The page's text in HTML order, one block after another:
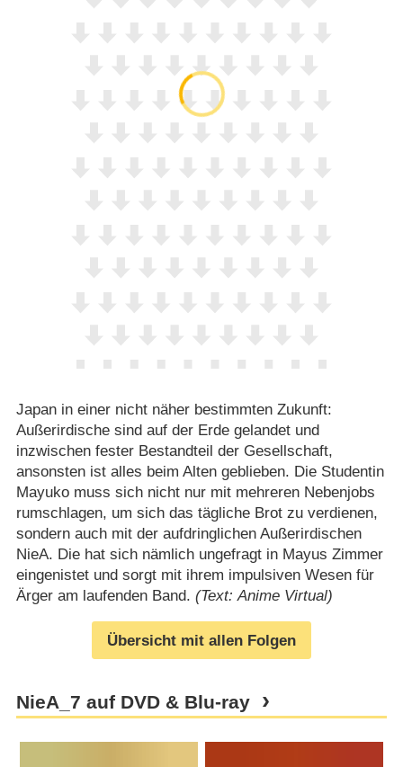
Japan in einer nicht näher bestimmten Zukunft:
Außerirdische sind auf der Erde gelandet und
inzwischen fester Bestandteil der Gesellschaft,
ansonsten ist alles beim Alten geblieben. Die Studentin
Mayuko muss sich nicht nur mit mehreren Nebenjobs
rumschlagen, um sich das tägliche Brot zu verdienen,
sondern auch mit der aufdringlichen Außerirdischen
NieA. Die hat sich nämlich ungefragt in Mayus Zimmer
eingenistet und sorgt mit ihrem impulsiven Wesen für
Ärger am laufenden Band. (Text: Anime Virtual)
Übersicht mit allen Folgen
NieA_7 auf DVD & Blu-ray